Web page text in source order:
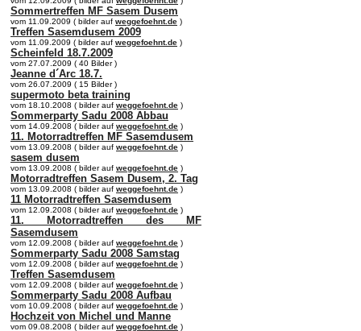
Sommertreffen MF Sasem Dusem
vom 11.09.2009 ( bilder auf weggefoehnt.de )
Treffen Sasemdusem 2009
vom 11.09.2009 ( bilder auf weggefoehnt.de )
Scheinfeld 18.7.2009
vom 27.07.2009 ( 40 Bilder )
Jeanne d´Arc 18.7.
vom 26.07.2009 ( 15 Bilder )
supermoto beta training
vom 18.10.2008 ( bilder auf weggefoehnt.de )
Sommerparty Sadu 2008 Abbau
vom 14.09.2008 ( bilder auf weggefoehnt.de )
11. Motorradtreffen MF Sasemdusem
vom 13.09.2008 ( bilder auf weggefoehnt.de )
sasem dusem
vom 13.09.2008 ( bilder auf weggefoehnt.de )
Motorradtreffen Sasem Dusem, 2. Tag
vom 13.09.2008 ( bilder auf weggefoehnt.de )
11 Motorradtreffen Sasemdusem
vom 12.09.2008 ( bilder auf weggefoehnt.de )
11. Motorradtreffen des MF
Sasemdusem
vom 12.09.2008 ( bilder auf weggefoehnt.de )
Sommerparty Sadu 2008 Samstag
vom 12.09.2008 ( bilder auf weggefoehnt.de )
Treffen Sasemdusem
vom 12.09.2008 ( bilder auf weggefoehnt.de )
Sommerparty Sadu 2008 Aufbau
vom 10.09.2008 ( bilder auf weggefoehnt.de )
Hochzeit von Michel und Manne
vom 09.08.2008 ( bilder auf weggefoehnt.de )